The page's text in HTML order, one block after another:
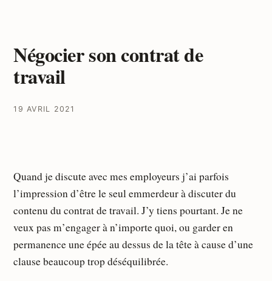
Négocier son contrat de
travail
19 AVRIL 2021
Quand je discute avec mes employeurs j’ai parfois
l’impression d’être le seul emmerdeur à discuter du
contenu du contrat de travail. J’y tiens pourtant. Je ne
veux pas m’engager à n’importe quoi, ou garder en
permanence une épée au dessus de la tête à cause d’une
clause beaucoup trop déséquilibrée.